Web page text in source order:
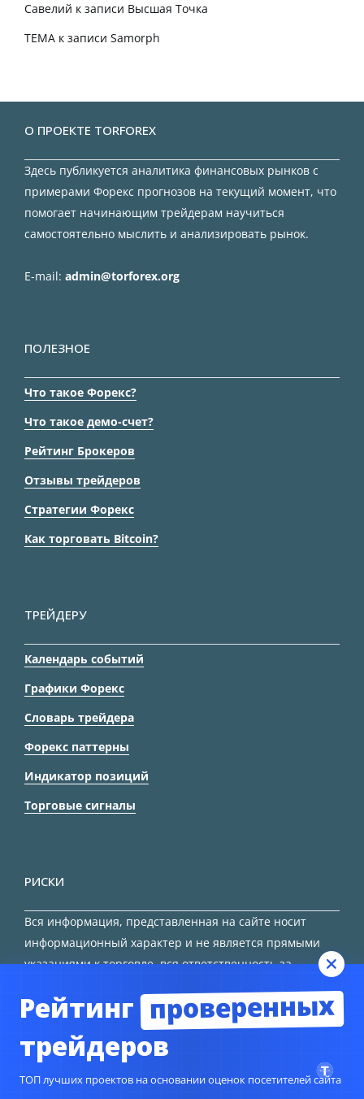
Савелий к записи Высшая Точка
TEMA к записи Samorph
О ПРОЕКТЕ TORFOREX
Здесь публикуется аналитика финансовых рынков с
примерами Форекс прогнозов на текущий момент, что
помогает начинающим трейдерам научиться
самостоятельно мыслить и анализировать рынок.
E-mail: admin@torforex.org
ПОЛЕЗНОЕ
Что такое Форекс?
Что такое демо-счет?
Рейтинг Брокеров
Отзывы трейдеров
Стратегии Форекс
Как торговать Bitcoin?
ТРЕЙДЕРУ
Календарь событий
Графики Форекс
Словарь трейдера
Форекс паттерны
Индикатор позиций
Торговые сигналы
РИСКИ
Вся информация, представленная на сайте носит
информационный характер и не является прямыми
указаниями к торговле, вся ответственность за
Рейтинг проверенных
трейдеров
ТОП лучших проектов на основании оценок посетителей сайта